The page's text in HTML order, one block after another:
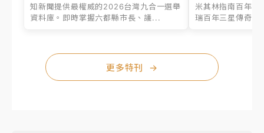
知新聞提供最權威的2026台灣九合一選舉
資料庫。即時掌握六都縣市長、議...
米其林指南百年之
瑞百年三星傳奇、
更多特刊 →